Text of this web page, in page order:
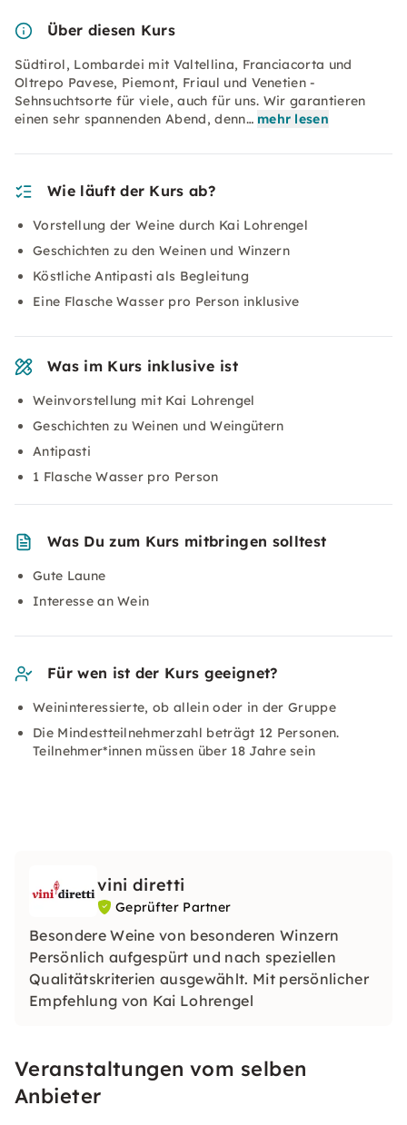
Über diesen Kurs
Südtirol, Lombardei mit Valtellina, Franciacorta und
Oltrepo Pavese, Piemont, Friaul und Venetien -
Sehnsuchtsorte für viele, auch für uns. Wir garantieren
einen sehr spannenden Abend, denn… mehr lesen
Wie läuft der Kurs ab?
Vorstellung der Weine durch Kai Lohrengel
Geschichten zu den Weinen und Winzern
Köstliche Antipasti als Begleitung
Eine Flasche Wasser pro Person inklusive
Was im Kurs inklusive ist
Weinvorstellung mit Kai Lohrengel
Geschichten zu Weinen und Weingütern
Antipasti
1 Flasche Wasser pro Person
Was Du zum Kurs mitbringen solltest
Gute Laune
Interesse an Wein
Für wen ist der Kurs geeignet?
Weininteressierte, ob allein oder in der Gruppe
Die Mindestteilnehmerzahl beträgt 12 Personen.
Teilnehmer*innen müssen über 18 Jahre sein
vini diretti
Geprüfter Partner
Besondere Weine von besonderen Winzern
Persönlich aufgespürt und nach speziellen
Qualitätskriterien ausgewählt. Mit persönlicher
Empfehlung von Kai Lohrengel
Veranstaltungen vom selben
Anbieter